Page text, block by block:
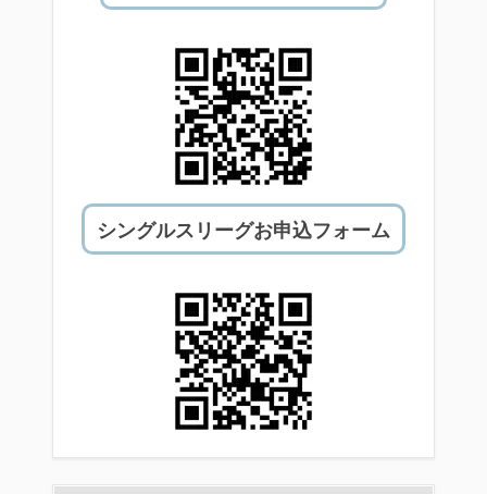
シングルスリーグお申込フォーム